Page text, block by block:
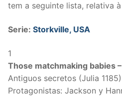
tem a seguinte lista, relativa
Serie: Storkville, USA
1
Those matchmaking babies
Antiguos secretos (Julia 1185)
Protagonistas: Jackson y